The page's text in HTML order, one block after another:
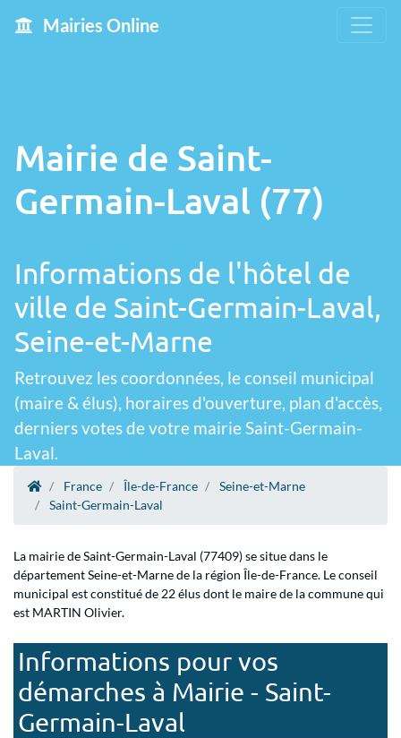
Mairies Online
Mairie de Saint-
Germain-Laval (77)
Informations de l'hôtel de
ville de Saint-Germain-Laval,
Seine-et-Marne
Retrouvez les coordonnées, le conseil municipal
(maire & élus), horaires d'ouverture, plan d'accès,
derniers votes de votre mairie Saint-Germain-
Laval.
France Île-de-France
Seine-et-Marne
Saint-Germain-Laval
La mairie de Saint-Germain-Laval (77409) se situe dans le
département Seine-et-Marne de la région Île-de-France. Le conseil
municipal est constitué de 22 élus dont le maire de la commune qui
est MARTIN Olivier.
Informations pour vos
démarches à Mairie - Saint-
Germain-Laval